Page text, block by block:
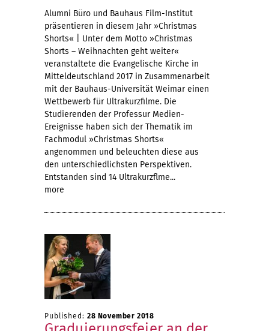
Alumni Büro und Bauhaus Film-Institut
präsentieren in diesem Jahr »Christmas
Shorts« | Unter dem Motto »Christmas
Shorts – Weihnachten geht weiter«
veranstaltete die Evangelische Kirche in
Mitteldeutschland 2017 in Zusammenarbeit
mit der Bauhaus-Universität Weimar einen
Wettbewerb für Ultrakurzfilme. Die
Studierenden der Professur Medien-
Ereignisse haben sich der Thematik im
Fachmodul »Christmas Shorts«
angenommen und beleuchten diese aus
den unterschiedlichsten Perspektiven.
Entstanden sind 14 Ultrakurzflme...
more
Published: 28 November 2018